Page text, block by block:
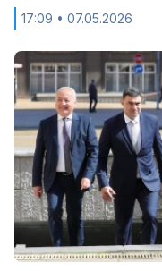
17:09 • 07.05.2026